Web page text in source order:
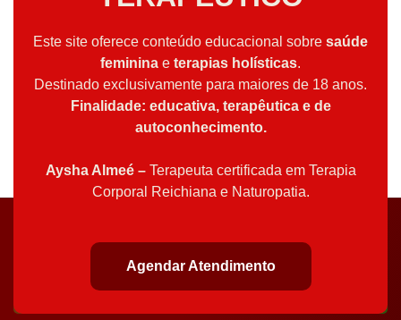
Este site oferece conteúdo educacional sobre saúde
feminina e terapias holísticas.
Destinado exclusivamente para maiores de 18 anos.
Finalidade: educativa, terapêutica e de
autoconhecimento.
Aysha Almeé –Terapeuta certificada em Terapia
Corporal Reichiana e Naturopatia.
Agendar Atendimento